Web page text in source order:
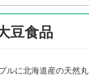
豆食品
ルに北海道産の天然丸